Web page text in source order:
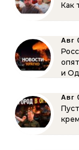
Как
Авг
и
Авг